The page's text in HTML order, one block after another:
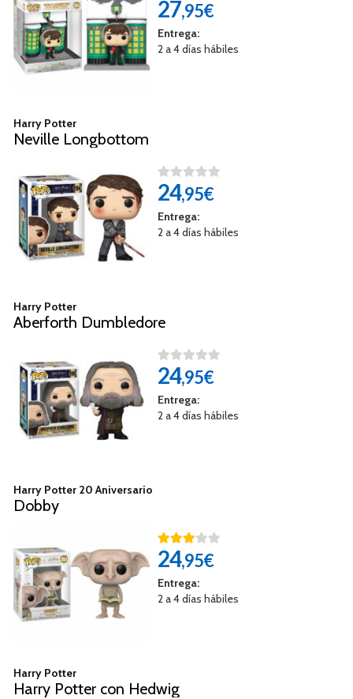
27,95€
Entrega:
2 a 4 días hábiles
Harry Potter
Neville Longbottom
24,95€
Entrega:
2 a 4 días hábiles
Harry Potter
Aberforth Dumbledore
24,95€
Entrega:
2 a 4 días hábiles
Harry Potter 20 Aniversario
Dobby
24,95€
Entrega:
2 a 4 días hábiles
Harry Potter
Harry Potter con Hedwig